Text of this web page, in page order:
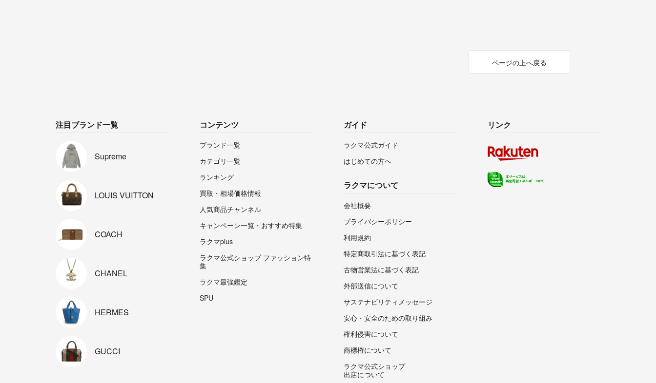
ページの上へ戻る
注目ブランド一覧
Supreme
LOUIS VUITTON
COACH
CHANEL
HERMES
GUCCI
コンテンツ
ブランド一覧
カテゴリ一覧
ランキング
買取・相場価格情報
人気商品チャンネル
キャンペーン一覧・おすすめ特集
ラクマplus
ラクマ公式ショップ ファッション特
集
ラクマ最強鑑定
SPU
ガイド
ラクマ公式ガイド
はじめての方へ
ラクマについて
会社概要
プライバシーポリシー
利用規約
特定商取引法に基づく表記
古物営業法に基づく表記
外部送信について
サステナビリティメッセージ
安心・安全のための取り組み
権利侵害について
商標権について
ラクマ公式ショップ
出店について
リンク